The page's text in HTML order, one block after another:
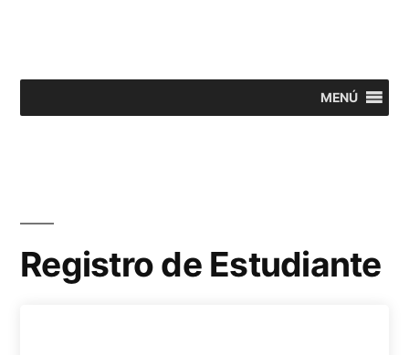
contenido
MENÚ
Registro de Estudiante